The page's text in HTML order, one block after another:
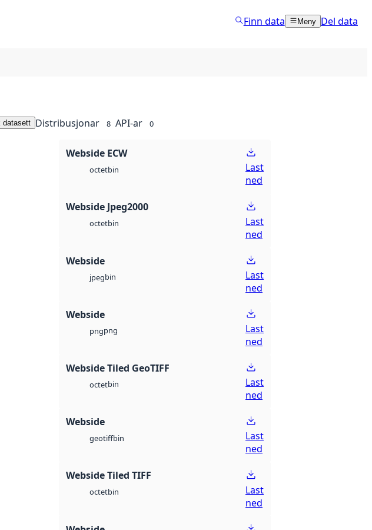
Finn data Meny Del data
datasett Distribusjonar 8 API-ar 0
Webside ECW
octetbin
Last
ned
Webside Jpeg2000
octetbin
Last
ned
Webside
jpegbin
Last
ned
Webside
pngpng
Last
ned
Webside Tiled GeoTIFF
octetbin
Last
ned
Webside
geotiffbin
Last
ned
Webside Tiled TIFF
octetbin
Last
ned